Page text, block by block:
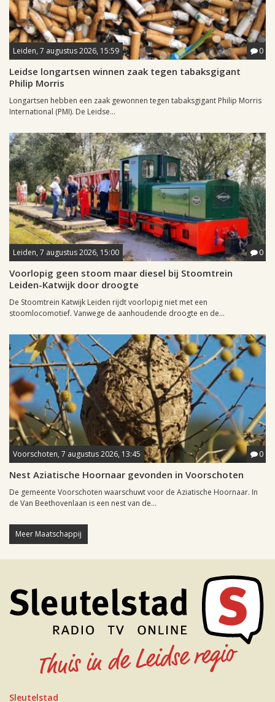
Leiden, 7 augustus 2026, 15:59 0
Leidse longartsen winnen zaak tegen tabaksgigant
Philip Morris
Longartsen hebben een zaak gewonnen tegen tabaksgigant Philip Morris
International (PMI). De Leidse...
Leiden, 7 augustus 2026, 15:00 0
Voorlopig geen stoom maar diesel bij Stoomtrein
Leiden-Katwijk door droogte
De Stoomtrein Katwijk Leiden rijdt voorlopig niet met een
stoomlocomotief. Vanwege de aanhoudende droogte en de...
Voorschoten, 7 augustus 2026, 13:45 0
Nest Aziatische Hoornaar gevonden in Voorschoten
De gemeente Voorschoten waarschuwt voor de Aziatische Hoornaar. In
de Van Beethovenlaan is een nest van de...
Meer Maatschappij
Sleutelstad